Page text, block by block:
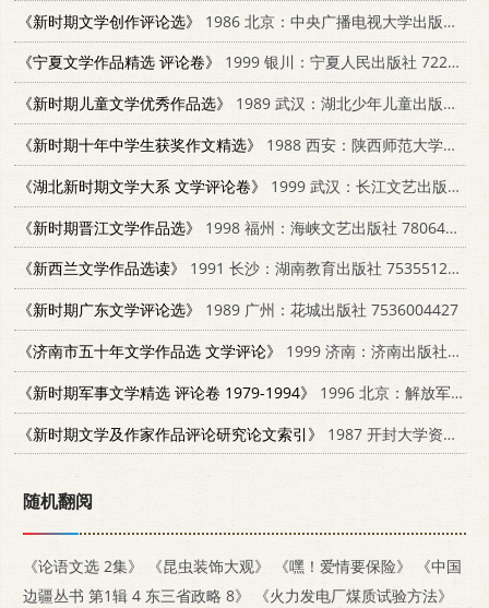
《新时期文学创作评论选》
1986 北京：中央广播电视大学出版社 10300·14
《宁夏文学作品精选 评论卷》
1999 银川：宁夏人民出版社 7227020231
《新时期儿童文学优秀作品选》
1989 武汉：湖北少年儿童出版社 7535305121
《新时期十年中学生获奖作文精选》
1988 西安：陕西师范大学出版社 7561301723
《湖北新时期文学大系 文学评论卷》
1999 武汉：长江文艺出版社 7535418430
《新时期晋江文学作品选》
1998 福州：海峡文艺出版社 7806401261
《新西兰文学作品选读》
1991 长沙：湖南教育出版社 7535512275
《新时期广东文学评论选》
1989 广州：花城出版社 7536004427
《济南市五十年文学作品选 文学评论》
1999 济南：济南出版社 7806292667
《新时期军事文学精选 评论卷 1979-1994》
1996 北京：解放军文艺出版社 7503307110
《新时期文学及作家作品评论研究论文索引》
1987 开封大学资料室
随机翻阅
《论语文选 2集》 《昆虫装饰大观》 《嘿！爱情要保险》
《中国
边疆丛书 第1辑 4 东三省政略 8》
《火力发电厂煤质试验方法》